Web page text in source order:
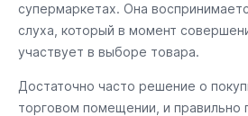
супермаркетах. Она
слуха, который в момент
участвует в выборе товара.
Достаточно часто решение о
торговом помещении, и правильно